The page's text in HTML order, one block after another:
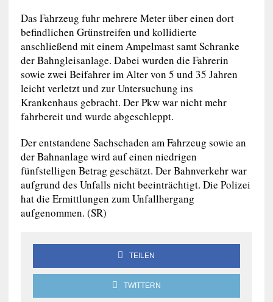
Das Fahrzeug fuhr mehrere Meter über einen dort
befindlichen Grünstreifen und kollidierte
anschließend mit einem Ampelmast samt Schranke
der Bahngleisanlage. Dabei wurden die Fahrerin
sowie zwei Beifahrer im Alter von 5 und 35 Jahren
leicht verletzt und zur Untersuchung ins
Krankenhaus gebracht. Der Pkw war nicht mehr
fahrbereit und wurde abgeschleppt.
Der entstandene Sachschaden am Fahrzeug sowie an
der Bahnanlage wird auf einen niedrigen
fünfstelligen Betrag geschätzt. Der Bahnverkehr war
aufgrund des Unfalls nicht beeinträchtigt. Die Polizei
hat die Ermittlungen zum Unfallhergang
aufgenommen. (SR)
TEILEN
TWITTERN